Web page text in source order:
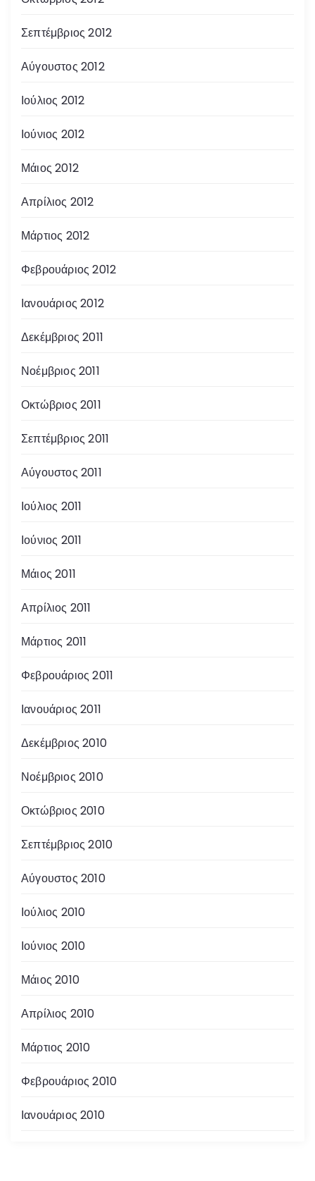
Σεπτέμβριος 2012
Αύγουστος 2012
Ιούλιος 2012
Ιούνιος 2012
Μάιος 2012
Απρίλιος 2012
Μάρτιος 2012
Φεβρουάριος 2012
Ιανουάριος 2012
Δεκέμβριος 2011
Νοέμβριος 2011
Οκτώβριος 2011
Σεπτέμβριος 2011
Αύγουστος 2011
Ιούλιος 2011
Ιούνιος 2011
Μάιος 2011
Απρίλιος 2011
Μάρτιος 2011
Φεβρουάριος 2011
Ιανουάριος 2011
Δεκέμβριος 2010
Νοέμβριος 2010
Οκτώβριος 2010
Σεπτέμβριος 2010
Αύγουστος 2010
Ιούλιος 2010
Ιούνιος 2010
Μάιος 2010
Απρίλιος 2010
Μάρτιος 2010
Φεβρουάριος 2010
Ιανουάριος 2010